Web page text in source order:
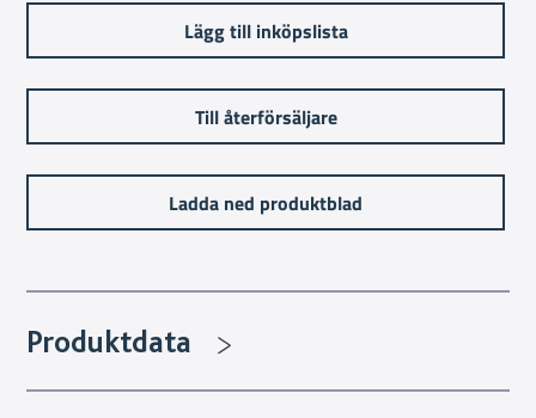
Lägg till inköpslista
Till återförsäljare
Ladda ned produktblad
Produktdata